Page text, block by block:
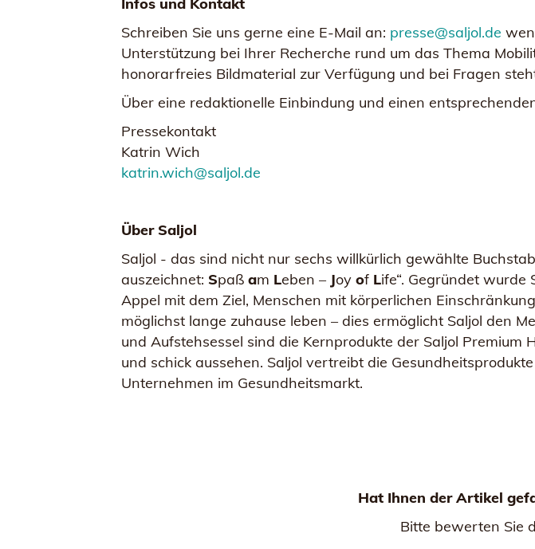
Schreiben Sie uns gerne eine E-Mail an: presse@saljol.de
Unterstützung bei Ihrer Recherche rund um das Thema
honorarfreies Bildmaterial zur Verfügung und bei Fragen
Über eine redaktionelle Einbindung und einen
Pressekontakt
Katrin Wich
katrin.wich@saljol.de
Über Saljol
Saljol - das sind nicht nur sechs willkürlich gewählte
auszeichnet: Spaß am Leben – Joy of Life“. Gegründet
Appel mit dem Ziel, Menschen mit körperlichen
möglichst lange zuhause leben – dies ermöglicht Saljol den
und Aufstehsessel sind die Kernprodukte der Saljol
und schick aussehen. Saljol vertreibt die
Unternehmen im Gesundheitsmarkt.
Hat Ihnen der Artikel
Bitte bewerten Sie